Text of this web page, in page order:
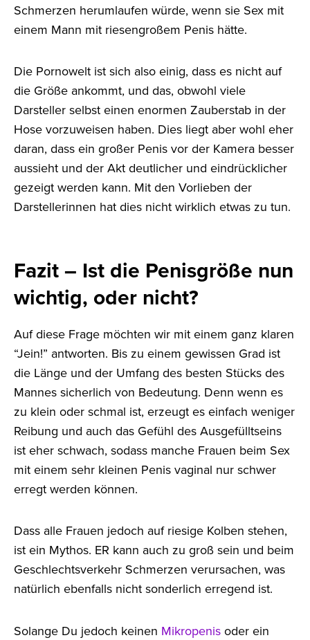
Schmerzen herumlaufen würde, wenn sie Sex mit
einem Mann mit riesengroßem Penis hätte.
Die Pornowelt ist sich also einig, dass es nicht auf
die Größe ankommt, und das, obwohl viele
Darsteller selbst einen enormen Zauberstab in der
Hose vorzuweisen haben. Dies liegt aber wohl eher
daran, dass ein großer Penis vor der Kamera besser
aussieht und der Akt deutlicher und eindrücklicher
gezeigt werden kann. Mit den Vorlieben der
Darstellerinnen hat dies nicht wirklich etwas zu tun.
Fazit – Ist die Penisgröße nun
wichtig, oder nicht?
Auf diese Frage möchten wir mit einem ganz klaren
“Jein!” antworten. Bis zu einem gewissen Grad ist
die Länge und der Umfang des besten Stücks des
Mannes sicherlich von Bedeutung. Denn wenn es
zu klein oder schmal ist, erzeugt es einfach weniger
Reibung und auch das Gefühl des Ausgefülltseins
ist eher schwach, sodass manche Frauen beim Sex
mit einem sehr kleinen Penis vaginal nur schwer
erregt werden können.
Dass alle Frauen jedoch auf riesige Kolben stehen,
ist ein Mythos. ER kann auch zu groß sein und beim
Geschlechtsverkehr Schmerzen verursachen, was
natürlich ebenfalls nicht sonderlich erregend ist.
Solange Du jedoch keinen Mikropenis oder ein